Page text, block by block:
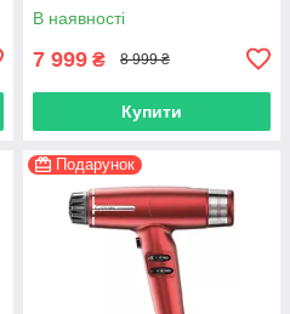
В наявності
7 999 ₴ 8 999 ₴
Купити
Подарунок